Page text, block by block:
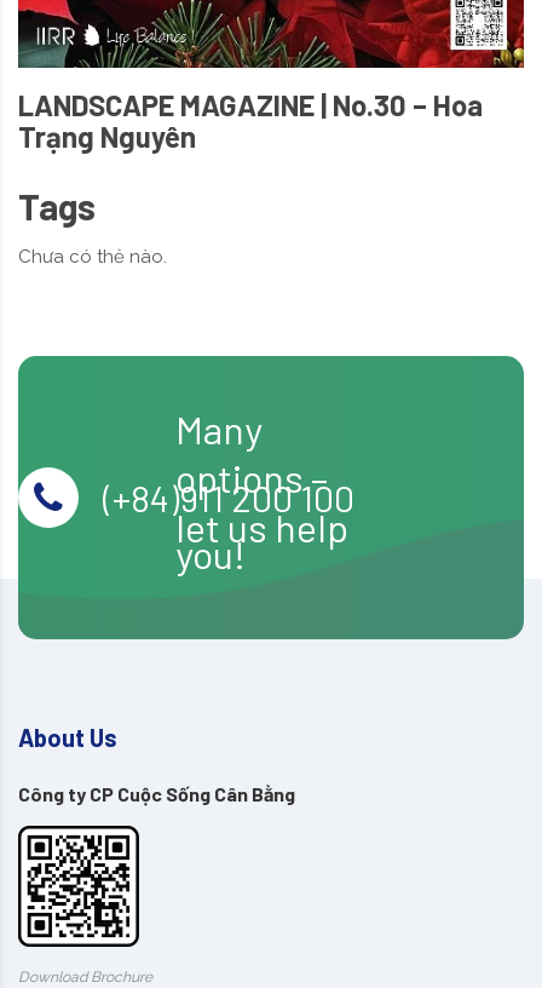
LANDSCAPE MAGAZINE | No.30 – Hoa
Trạng Nguyên
Tags
Chưa có thẻ nào.
Many
options –
let us help
you!
(+84)911 200 100
About Us
Công ty CP Cuộc Sống Cân Bằng
Download Brochure